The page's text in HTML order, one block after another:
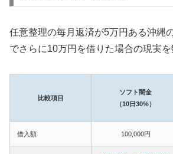
任意整理の毎月返済が5万円ある沖縄
でさらに10万円を借りた場合の現実を
比較項目
ソフト闇金
（10日30%）
借入額 100,000円